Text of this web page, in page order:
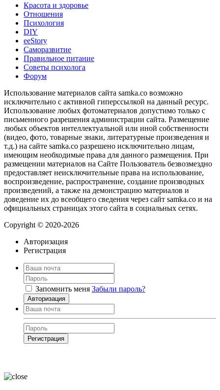
Красота и здоровье
Отношения
Психология
DIY
ееStory
Саморазвитие
Правильное питание
Советы психолога
Форум
Использование материалов сайта samka.co возможно
исключительно с активной гиперссылкой на данный ресурс.
Использование любых фотоматериалов допустимо только с
письменного разрешения администрации сайта. Размещение
любых объектов интеллектуальной или иной собственности
(видео, фото, товарные знаки, литературные произведения и
т.д.) на сайте samka.co разрешено исключительно лицам,
имеющим необходимые права для данного размещения. При
размещении материалов на Сайте Пользователь безвозмездно
предоставляет неисключительные права на использование,
воспроизведение, распространение, создание производных
произведений, а также на демонстрацию материалов и
доведение их до всеобщего сведения через сайт samka.co и на
официальных страницах этого сайта в социальных сетях.
Copyright © 2020-2026
Авторизация
Регистрация
Запомнить меня Забыли пароль?
Авторизация
Регистрация